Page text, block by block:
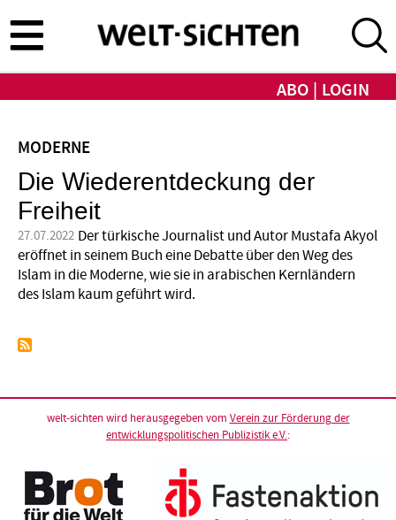
zum
Inhalt
ABO LOGIN
MODERNE
Die Wiederentdeckung der
Freiheit
27.07.2022 Der türkische Journalist und Autor Mustafa Akyol
eröffnet in seinem Buch eine Debatte über den Weg des
Islam in die Moderne, wie sie in arabischen Kernländern
des Islam kaum geführt wird.
welt-sichten wird herausgegeben vom Verein zur Förderung der
entwicklungspolitischen Publizistik e.V.: